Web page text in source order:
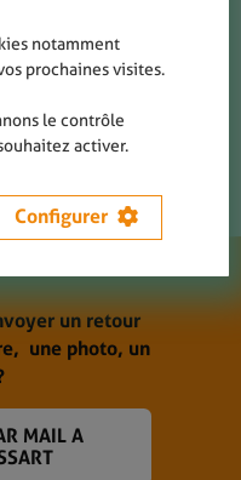
un retour
une photo, un
MAIL A
notamment
prochaines visites.
le contrôle
activer.
Configurer